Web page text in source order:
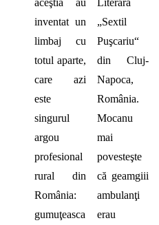
aceştia au
inventat un
limbaj cu
totul aparte,
care azi
este
singurul
argou
profesional
rural din
România:
gumuţeasca
Literară
„Sextil
Puşcariu“
din Cluj-
Napoca,
România.
Mocanu
mai
povesteşte
că geamgiii
ambulanţi
erau
strămutat o
parte din
sat pe la